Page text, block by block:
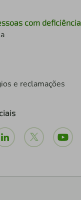
com deficiência
e reclamações